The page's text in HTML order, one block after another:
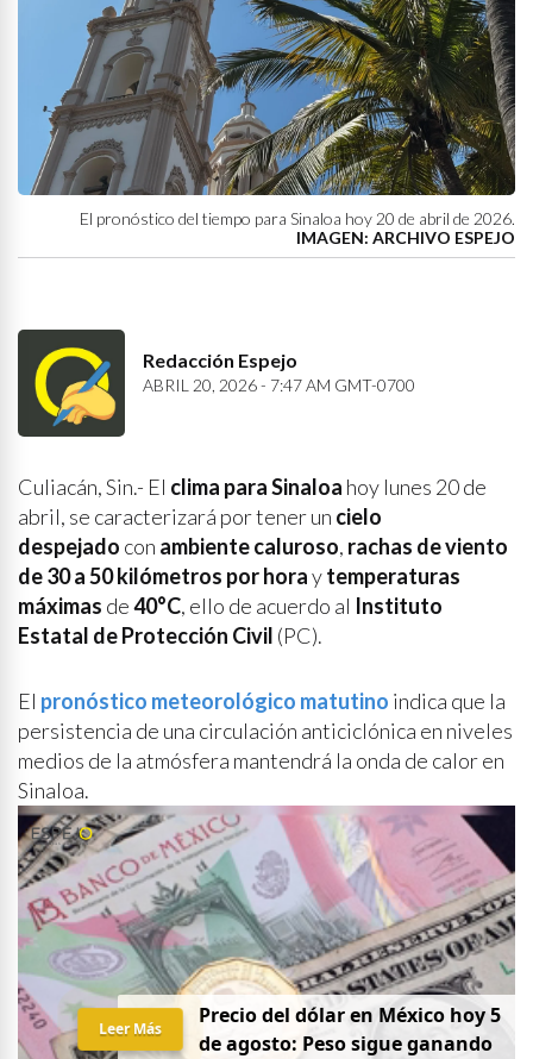
El pronóstico del tiempo para Sinaloa hoy 20 de abril de 2026.
IMAGEN: ARCHIVO ESPEJO
Redacción Espejo
ABRIL 20, 2026 - 7:47 AM GMT-0700
Culiacán, Sin.- El clima para Sinaloa hoy lunes 20 de
abril, se caracterizará por tener un cielo
despejado con ambiente caluroso, rachas de viento
de 30 a 50 kilómetros por horaytemperaturas
máximas de40°C, ello de acuerdo al Instituto
Estatal de Protección Civil (PC).
El pronóstico meteorológico matutino indica que la
persistencia de una circulación anticiclónica en niveles
medios de la atmósfera mantendrá la onda de calor en
Sinaloa.
Precio del dólar en México hoy 5
de agosto: Peso sigue ganando
Leer Más